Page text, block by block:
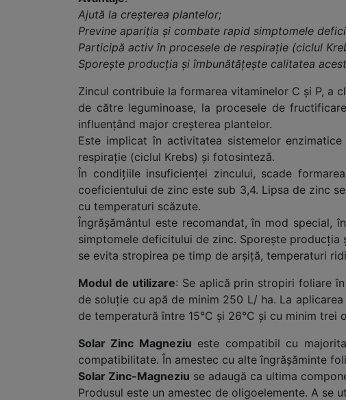
Ajută la creșterea plantelor;
Previne apariția și combate rapid simptomele
Participă activ în procesele de respirație (ciclul
Sporește producția și îmbunătățește calitatea
Zincul contribuie la formarea vitaminelor C şi P, a
de către leguminoase, la procesele de
influențând major creșterea plantelor.
Este implicat în activitatea sistemelor
respirație (ciclul Krebs) și fotosinteză.
În condiţiile insuficienţei zincului, scade
coeficientului de zinc este sub 3,4. Lipsa de zinc
cu temperaturi scăzute.
Îngrășământul este recomandat, în mod special,
simptomele deficitului de zinc. Sporește
se evita stropirea pe timp de arșiță, temperaturi
Modul de utilizare: Se aplică prin stropiri foliare
de soluţie cu apă de minim 250 L/ ha. La
de temperatură între 15°C şi 26°C şi cu minim trei
Solar Zinc Magneziu este compatibil cu
compatibilitate. În amestec cu alte îngrăşăminte
Solar Zinc-Magneziu se adaugă ca ultima
Produsul este un amestec de oligoelemente. A se